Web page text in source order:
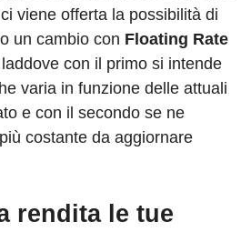
viene offerta la possibilità di
un cambio con Floating Rate
laddove con il primo si intende
varia in funzione delle attuali
e con il secondo se ne
costante da aggiornare
rendita le tue